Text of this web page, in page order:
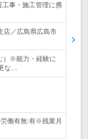
工事・施工管理に携
店／広島県広島市
）※能力・経験に
な…
働有無:有※残業月